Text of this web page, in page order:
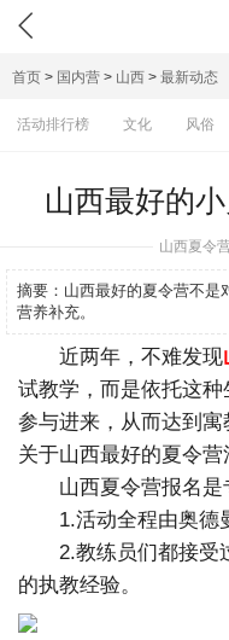

首页 > 国内营 > 山西 > 最新动态
活动排行榜 文化 风俗
山西最好的
山西夏令
摘要： 山西最好的夏令营不是
营养补充。
近两年，不难发现
试教学，而是依托这
参与进来，从而达到寓
关于山西最好的夏令营
山西夏令营报名是
1.活动全程由奥德
2.教练员们都接受
的执教经验。